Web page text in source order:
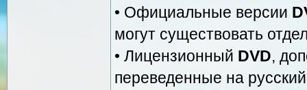
• Официальные версии
могут существовать
• Лицензионный DVD,
переведенные на